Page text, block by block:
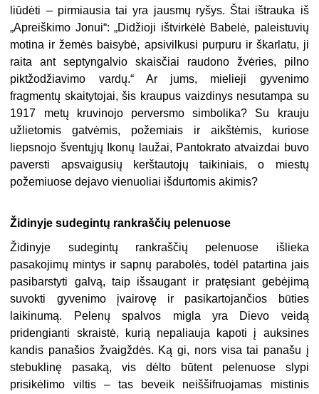
liūdėti – pirmiausia tai yra jausmų ryšys. Štai ištrauka iš
„Apreiškimo Jonui“: „Didžioji ištvirkėlė Babelė, paleistuvių
motina ir žemės baisybė, apsivilkusi purpuru ir škarlatu, ji
raita ant septyngalvio skaisčiai raudono žvėries, pilno
piktžodžiavimo vardų.“ Ar jums, mielieji gyvenimo
fragmentų skaitytojai, šis kraupus vaizdinys nesutampa su
1917 metų kruvinojo perversmo simbolika? Su krauju
užlietomis gatvėmis, požemiais ir aikštėmis, kuriose
liepsnojo šventųjų Ikonų laužai, Pantokrato atvaizdai buvo
paversti apsvaigusių kerštautojų taikiniais, o miestų
požemiuose dejavo vienuoliai išdurtomis akimis?
Židinyje sudegintų rankraščių pelenuose
Židinyje sudegintų rankraščių pelenuose išlieka
pasakojimų mintys ir sapnų parabolės, todėl patartina jais
pasibarstyti galvą, taip išsaugant ir pratęsiant gebėjimą
suvokti gyvenimo įvairovę ir pasikartojančios būties
laikinumą. Pelenų spalvos migla yra Dievo veidą
pridengianti skraistė, kurią nepaliauja kapoti į auksines
kandis panašios žvaigždės. Ką gi, nors visa tai panašu į
stebuklinę pasaką, vis dėlto būtent pelenuose slypi
prisikėlimo viltis – tas beveik neiššifruojamas mistinis